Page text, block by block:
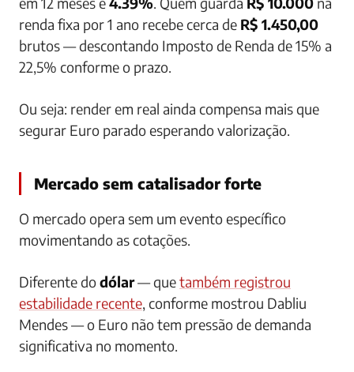
renda fixa por 1 ano recebe cerca de R$ 1.450,00
brutos — descontando Imposto de Renda de 15% a
22,5% conforme o prazo.
Ou seja: render em real ainda compensa mais que
segurar Euro parado esperando valorização.
Mercado sem catalisador forte
O mercado opera sem um evento específico
movimentando as cotações.
Diferente dodólar— quetambém registrou
estabilidade recente, conforme mostrou Dabliu
Mendes — o Euro não tem pressão de demanda
significativa no momento.